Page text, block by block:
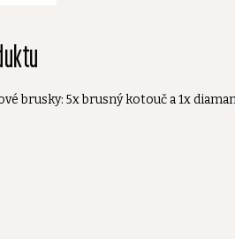
brusky: 5x brusný kotouč a 1x